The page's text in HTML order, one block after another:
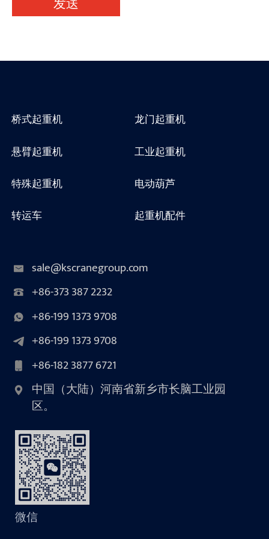
桥式起重机
龙门起重机
悬臂起重机
工业起重机
特殊起重机
电动葫芦
转运车
起重机配件
sale@kscranegroup.com
+86-373 387 2232
+86-199 1373 9708
+86-199 1373 9708
+86-182 3877 6721
中国（大陆）河南省新乡市长脑工业园
区。
微信